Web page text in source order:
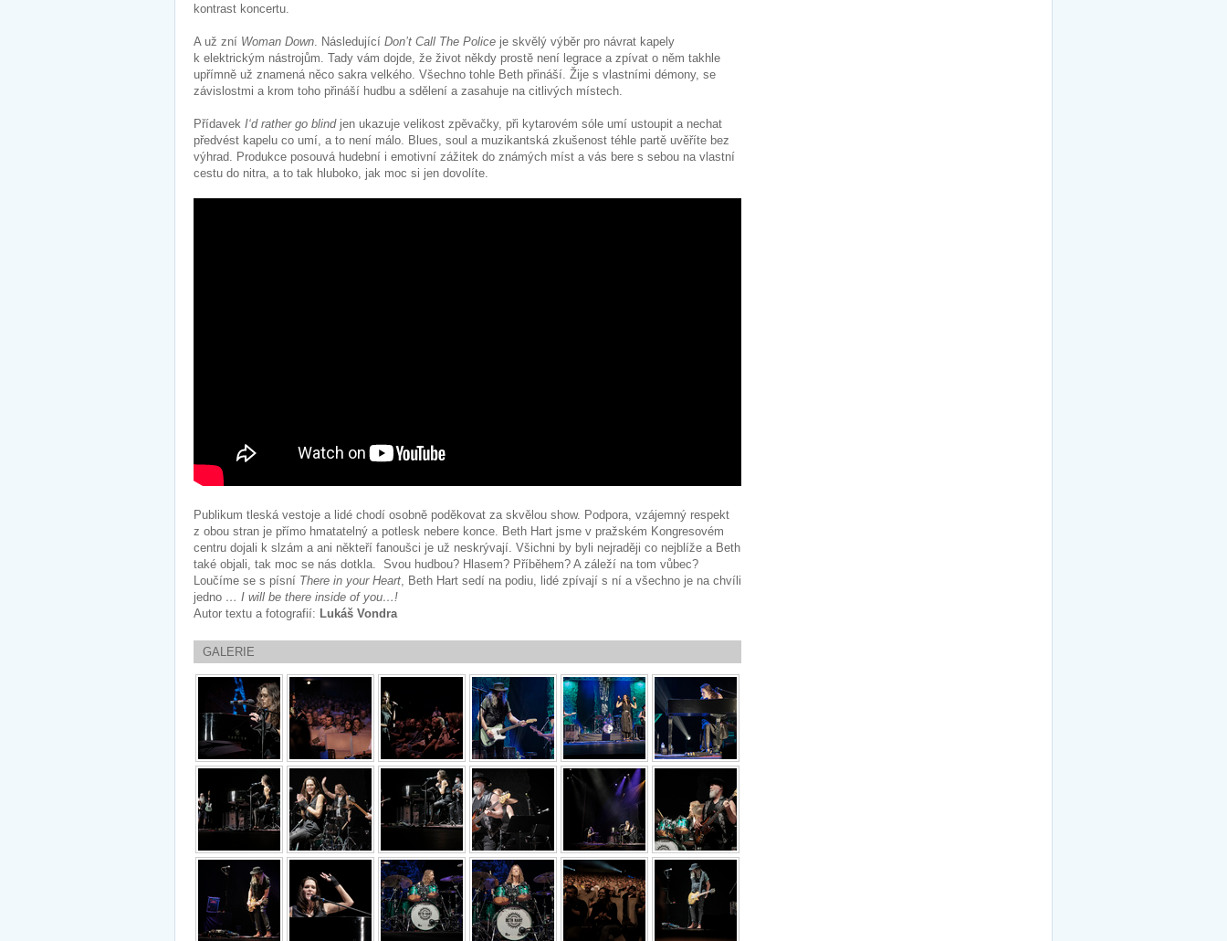
kontrast koncertu.
A už zní Woman Down. Následující Don’t Call The Police je skvělý výběr pro návrat kapely
k elektrickým nástrojům. Tady vám dojde, že život někdy prostě není legrace a zpívat o něm takhle
upřímně už znamená něco sakra velkého. Všechno tohle Beth přináší. Žije s vlastními démony, se
závislostmi a krom toho přináší hudbu a sdělení a zasahuje na citlivých místech.
Přídavek I‘d rather go blindjen ukazuje velikost zpěvačky, při kytarovém sóle umí ustoupit a nechat
předvést kapelu co umí, a to není málo. Blues, soul a muzikantská zkušenost téhle partě uvěříte bez
výhrad. Produkce posouvá hudební i emotivní zážitek do známých míst a vás bere s sebou na vlastní
cestu do nitra, a to tak hluboko, jak moc si jen dovolíte.
Publikum tleská vestoje a lidé chodí osobně poděkovat za skvělou show. Podpora, vzájemný respekt
z obou stran je přímo hmatatelný a potlesk nebere konce. Beth Hart jsme v pražském Kongresovém
centru dojali k slzám a ani někteří fanoušci je už neskrývají. Všichni by byli nejraději co nejblíže a Beth
také objali, tak moc se nás dotkla. Svou hudbou? Hlasem? Příběhem? A záleží na tom vůbec?
Loučíme se s písní There in your Heart, Beth Hart sedí na podiu, lidé zpívají s ní a všechno je na chvíli
jedno … I will be there inside of you…!
Autor textu a fotografií: Lukáš Vondra
GALERIE